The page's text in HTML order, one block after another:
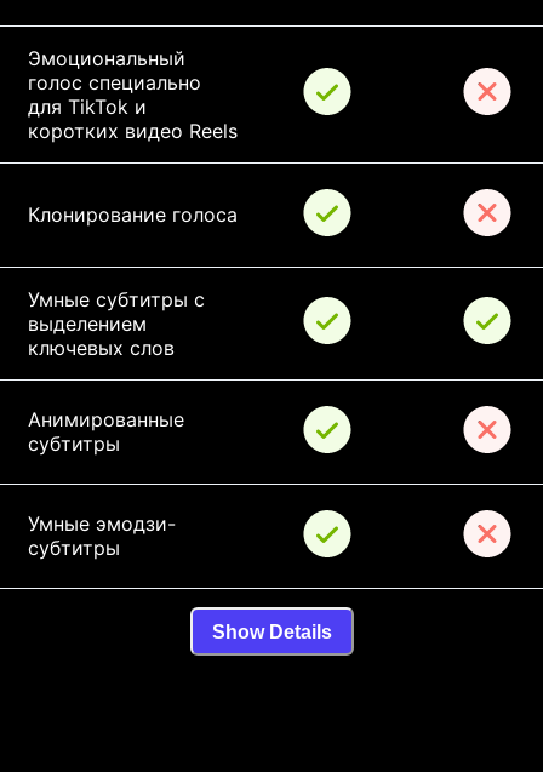
Эмоциональный
голос специально
для TikTok и
коротких видео Reels
Клонирование голоса
Умные субтитры с
выделением
ключевых слов
Анимированные
субтитры
Умные эмодзи-
субтитры
Show Details